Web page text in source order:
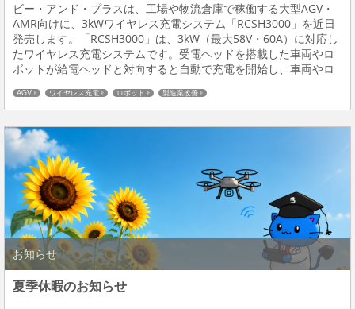
ビー・アンド・プラスは、工場や物流倉庫で稼働する大型AGV・
AMR向けに、3kWワイヤレス充電システム「RCSH3000」を近日
発売します。「RCSH3000」は、3kW（最大58V・60A）に対応し
たワイヤレス充電システムです。受電ヘッドを搭載した車両やロ
ボットが給電ヘッドと対向すると自動で充電を開始し、車両やロ
コネクタを抜き差しする作業...
AGV ワイヤレス充電 ロボット 製造業改善
お知らせ
夏季休暇のお知らせ